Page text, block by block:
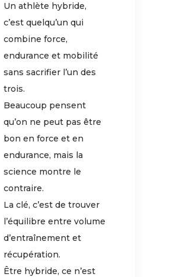
Un athlète hybride,
c’est quelqu’un qui
combine force,
endurance et mobilité
sans sacrifier l’un des
trois.
Beaucoup pensent
qu’on ne peut pas être
bon en force et en
endurance, mais la
science montre le
contraire.
La clé, c’est de trouver
l’équilibre entre volume
d’entraînement et
récupération.
Être hybride, ce n’est